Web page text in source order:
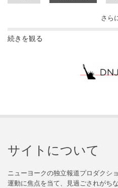
さら
続きを観る
サイトについて
ニューヨークの独立報道プロダクシ
運動に焦点を当て、見過ごされがち